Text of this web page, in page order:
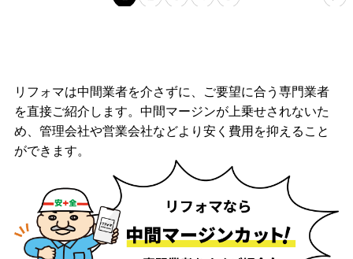
リフォマは中間業者を介さずに、ご要望に合う専門業者
を直接ご紹介します。中間マージンが上乗せされないた
め、管理会社や営業会社などより安く費用を抑えること
ができます。